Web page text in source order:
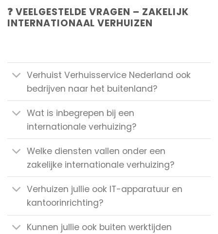
❓ VEELGESTELDE VRAGEN – ZAKELIJK
INTERNATIONAAL VERHUIZEN
Verhuist Verhuisservice Nederland ook
bedrijven naar het buitenland?
Wat is inbegrepen bij een
internationale verhuizing?
Welke diensten vallen onder een
zakelijke internationale verhuizing?
Verhuizen jullie ook IT-apparatuur en
kantoorinrichting?
Kunnen jullie ook buiten werktijden